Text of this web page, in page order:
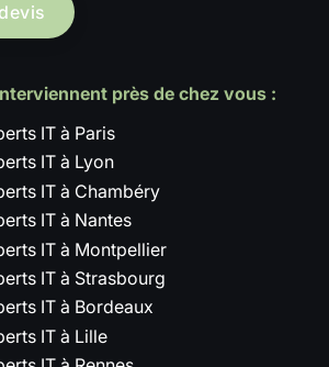
près de chez vous :
IT à Paris
IT à Lyon
IT à Chambéry
IT à Nantes
IT à Montpellier
IT à Strasbourg
IT à Bordeaux
IT à Lille